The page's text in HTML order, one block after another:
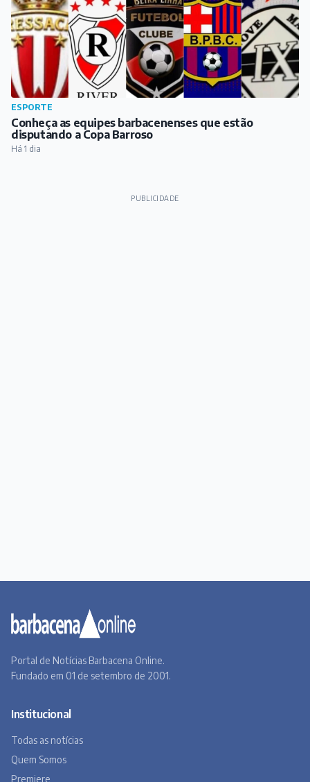
PUBLICIDADE
Contato
Acervo Online
Barbacena, um lugar a Beira do Caminho
Museu Virtual
Museu do Tropeirismo